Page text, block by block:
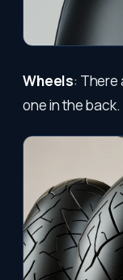
Wheels: There
one in the